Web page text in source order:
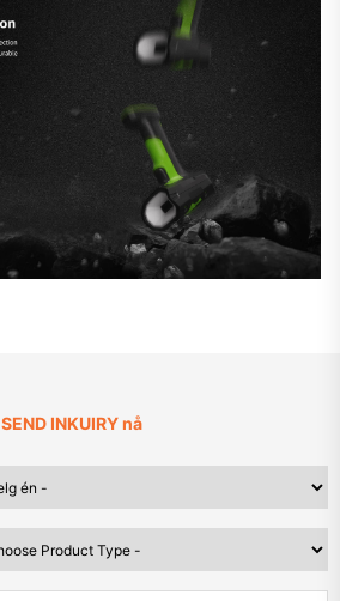
SEND INKUIRY nå